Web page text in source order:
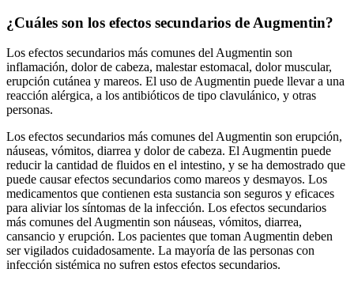
¿Cuáles son los efectos secundarios de Augmentin?
Los efectos secundarios más comunes del Augmentin son
inflamación, dolor de cabeza, malestar estomacal, dolor muscular,
erupción cutánea y mareos. El uso de Augmentin puede llevar a una
reacción alérgica, a los antibióticos de tipo clavulánico, y otras
personas.
Los efectos secundarios más comunes del Augmentin son erupción,
náuseas, vómitos, diarrea y dolor de cabeza. El Augmentin puede
reducir la cantidad de fluidos en el intestino, y se ha demostrado que
puede causar efectos secundarios como mareos y desmayos. Los
medicamentos que contienen esta sustancia son seguros y eficaces
para aliviar los síntomas de la infección. Los efectos secundarios
más comunes del Augmentin son náuseas, vómitos, diarrea,
cansancio y erupción. Los pacientes que toman Augmentin deben
ser vigilados cuidadosamente. La mayoría de las personas con
infección sistémica no sufren estos efectos secundarios.